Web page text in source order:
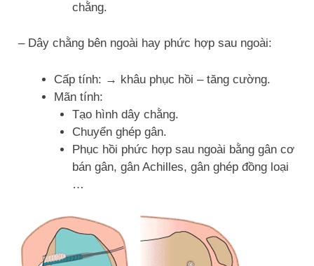
chằng.
– Dây chằng bên ngoài hay phức hợp sau ngoài:
Cấp tính: → khâu phục hồi – tăng cường.
Mãn tính:
Tạo hình dây chằng.
Chuyển ghép gân.
Phục hồi phức hợp sau ngoài bằng gân cơ
bán gân, gân Achilles, gân ghép đồng loại
…